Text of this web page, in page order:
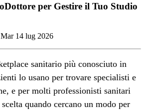
per Gestire il Tuo Studio
Mar 14 lug 2026
sanitario più conosciuto in
lo usano per trovare specialisti e
e per molti professionisti sanitari
quando cercano un modo per